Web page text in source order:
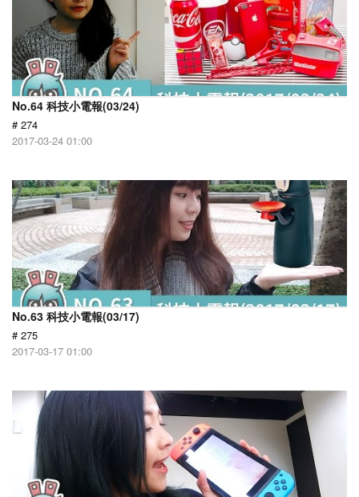
No.64 科技小電報(03/24)
# 274
2017-03-24 01:00
No.63 科技小電報(03/17)
# 275
2017-03-17 01:00